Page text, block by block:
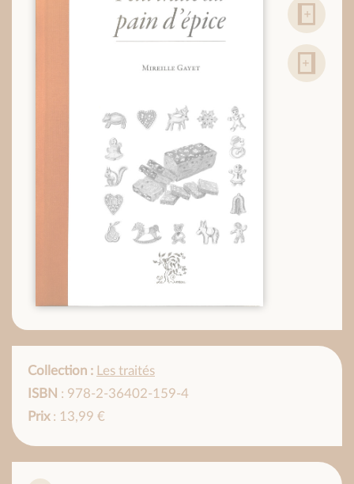
Collection : Les traités
ISBN : 978-2-36402-159-4
Prix: 13,99 €